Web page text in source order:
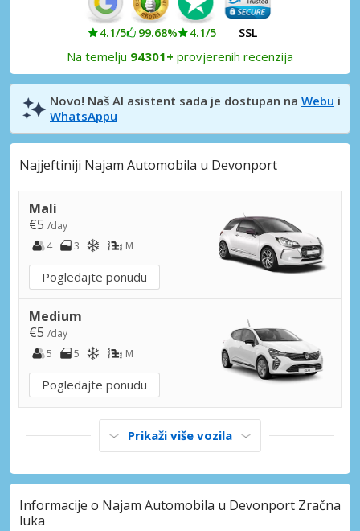
4.1/5 99.68% 4.1/5 SSL
Na temelju 94301+ provjerenih recenzija
Novo! Naš AI asistent sada je dostupan na Webu i
WhatsAppu
Najjeftiniji Najam Automobila u Devonport
Mali
€5 /day
4
3 M
Pogledajte ponudu
Medium
€5 /day
5
5 M
Pogledajte ponudu
Prikaži više vozila
Informacije o Najam Automobila u Devonport Zračna
luka